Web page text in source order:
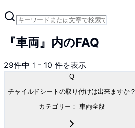
『車両』内のFAQ
29件中 1 - 10 件を表示
Q
チャイルドシートの取り付けは出来ますか？
カテゴリー： 車両全般